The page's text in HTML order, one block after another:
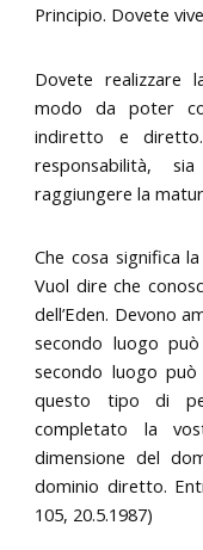
Principio. Dovete
Dovete realizzare
modo da poter
indiretto e
responsabilità,
raggiungere la
Che cosa significa
Vuol dire che
dell’Eden. Devono
secondo luogo
secondo luogo può
questo tipo di
completato la
dimensione del
dominio diretto.
105, 20.5.1987)